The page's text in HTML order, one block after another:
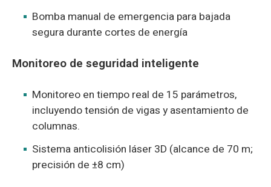
Bomba manual de emergencia para bajada
segura durante cortes de energía
Monitoreo de seguridad inteligente
Monitoreo en tiempo real de 15 parámetros,
incluyendo tensión de vigas y asentamiento de
columnas.
Sistema anticolisión láser 3D (alcance de 70 m;
precisión de ±8 cm)